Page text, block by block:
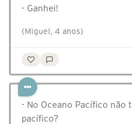
- Ganhei!
(Miguel, 4 anos)
- No Oceano Pacífico não
pacífico?